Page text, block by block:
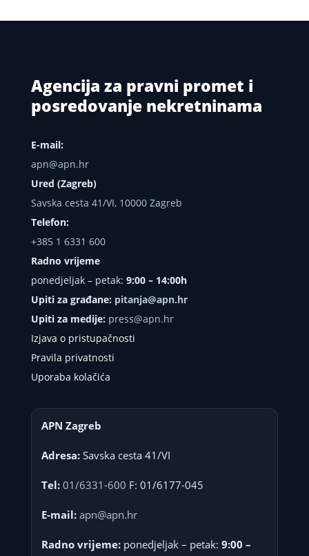
Agencija za pravni promet i
posredovanje nekretninama
E-mail:
apn@apn.hr
Ured (Zagreb)
Savska cesta 41/VI, 10000 Zagreb
Telefon:
+385 1 6331 600
Radno vrijeme
ponedjeljak – petak: 9:00 – 14:00h
Upiti za građane: pitanja@apn.hr
Upiti za medije: press@apn.hr
Izjava o pristupačnosti
Pravila privatnosti
Uporaba kolačića
APN Zagreb
Adresa:Savska cesta 41/VI
Tel: 01/6331-600 F: 01/6177-045
E-mail: apn@apn.hr
Radno vrijeme:ponedjeljak – petak: 9:00 –